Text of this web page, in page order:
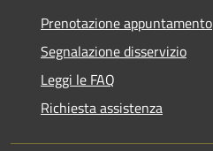
Prenotazione appuntamento
Segnalazione disservizio
Leggi le FAQ
Richiesta assistenza